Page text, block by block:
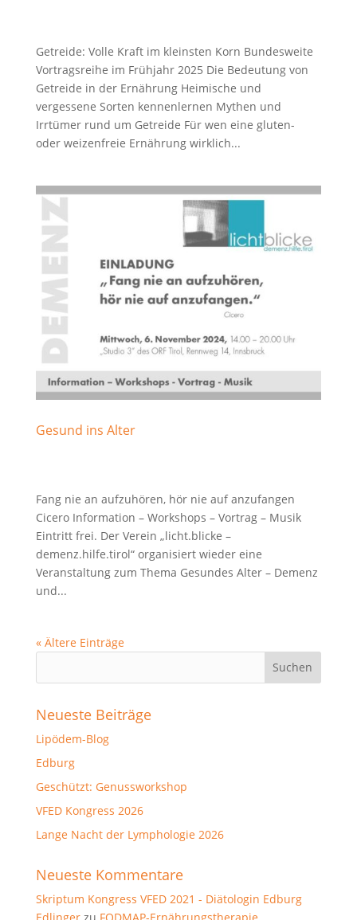
Getreide: Volle Kraft im kleinsten Korn Bundesweite
Vortragsreihe im Frühjahr 2025 Die Bedeutung von
Getreide in der Ernährung Heimische und
vergessene Sorten kennenlernen Mythen und
Irrtümer rund um Getreide Für wen eine gluten-
oder weizenfreie Ernährung wirklich...
Gesund ins Alter
Fang nie an aufzuhören, hör nie auf anzufangen
Cicero Information – Workshops – Vortrag – Musik
Eintritt frei. Der Verein „licht.blicke –
demenz.hilfe.tirol“ organisiert wieder eine
Veranstaltung zum Thema Gesundes Alter – Demenz
und...
« Ältere Einträge
Neueste Beiträge
Lipödem-Blog
Edburg
Geschützt: Genussworkshop
VFED Kongress 2026
Lange Nacht der Lymphologie 2026
Neueste Kommentare
Skriptum Kongress VFED 2021 - Diätologin Edburg
Edlingerzu FODMAP-Ernährungstherapie